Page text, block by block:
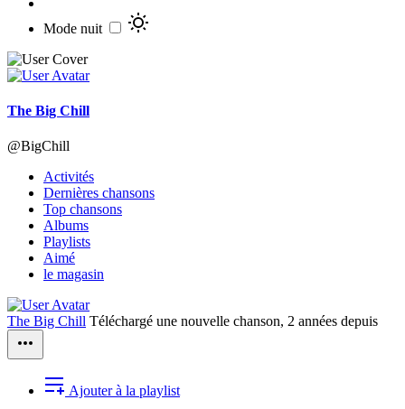
Mode nuit
The Big Chill
@BigChill
Activités
Dernières chansons
Top chansons
Albums
Playlists
Aimé
le magasin
The Big Chill Téléchargé une nouvelle chanson, 2 années depuis
Ajouter à la playlist